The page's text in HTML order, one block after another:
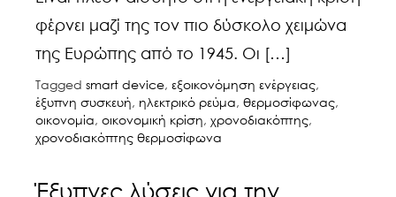
φέρνει μαζί της τον πιο δύσκολο χειμώνα
της Ευρώπης από το 1945. Οι […]
Tagged smart device, εξοικονόμηση ενέργειας,
έξυπνη συσκευή, ηλεκτρικό ρεύμα, θερμοσίφωνας,
οικονομία, οικονομική κρίση, χρονοδιακόπτης,
χρονοδιακόπτης θερμοσίφωνα
Έξυπνες λύσεις για την